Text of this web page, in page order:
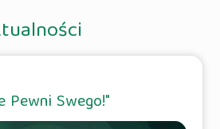
Pewni Swego!"